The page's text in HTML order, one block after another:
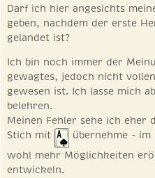
Darf ich hier angesichts
geben, nachdem der erste
gelandet ist?
Ich bin noch immer der
gewagtes, jedoch nicht
gewesen ist. Ich lasse mich
belehren.
Meinen Fehler sehe ich eher
Stich mit
übernehme -
wohl mehr Möglichkeiten
entwickeln.